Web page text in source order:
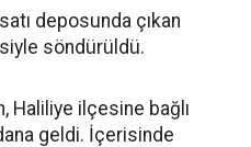
deposunda çıkan
söndürüldü.
Haliliye ilçesine bağlı
geldi. İçerisinde